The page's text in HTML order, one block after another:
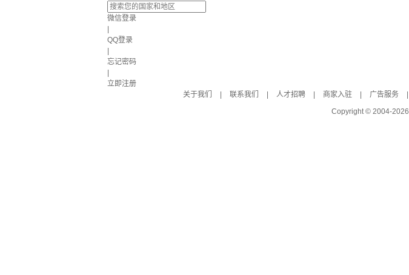
微信登录
QQ登录
忘记密码
立即注册
关于我们
联系我们 人才招聘 商家入驻 广告服务
Copyright © 2004-2026